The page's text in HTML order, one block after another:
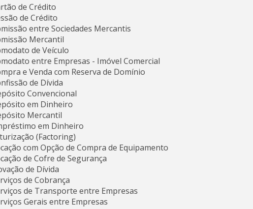
de Crédito
de Crédito
entre Sociedades Mercantis
Mercantil
de Veículo
entre Empresas - Imóvel Comercial
e Venda com Reserva de Domínio
de Dívida
Convencional
em Dinheiro
Mercantil
em Dinheiro
(Factoring)
com Opção de Compra de Equipamento
de Cofre de Segurança
de Dívida
de Cobrança
de Transporte entre Empresas
Gerais entre Empresas